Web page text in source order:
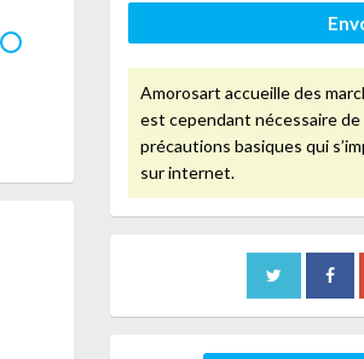
Amorosart accueille des
est cependant nécessaire
précautions basiques qui
sur internet.